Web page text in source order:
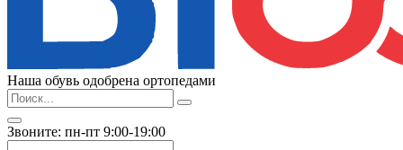
Наша обувь одобрена ортопедами
Звоните: пн-пт 9:00-19:00